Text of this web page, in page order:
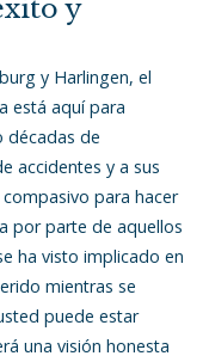
y
y Harlingen, el
está aquí para
décadas de
accidentes y a sus
para hacer
por parte de aquellos
ha visto implicado en
mientras se
puede estar
una visión honesta